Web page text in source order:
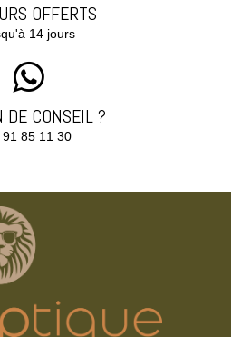
OFFERTS
14 jours
DE CONSEIL ?
91 85 11 30‬